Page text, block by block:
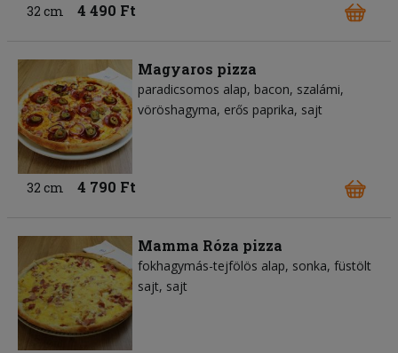
32 cm 4 490 Ft
Magyaros pizza
paradicsomos alap bacon szalámi
vöröshagyma erős paprika sajt
32 cm 4 790 Ft
Mamma Róza pizza
fokhagymás-tejfölös alap sonka füstölt
sajt sajt